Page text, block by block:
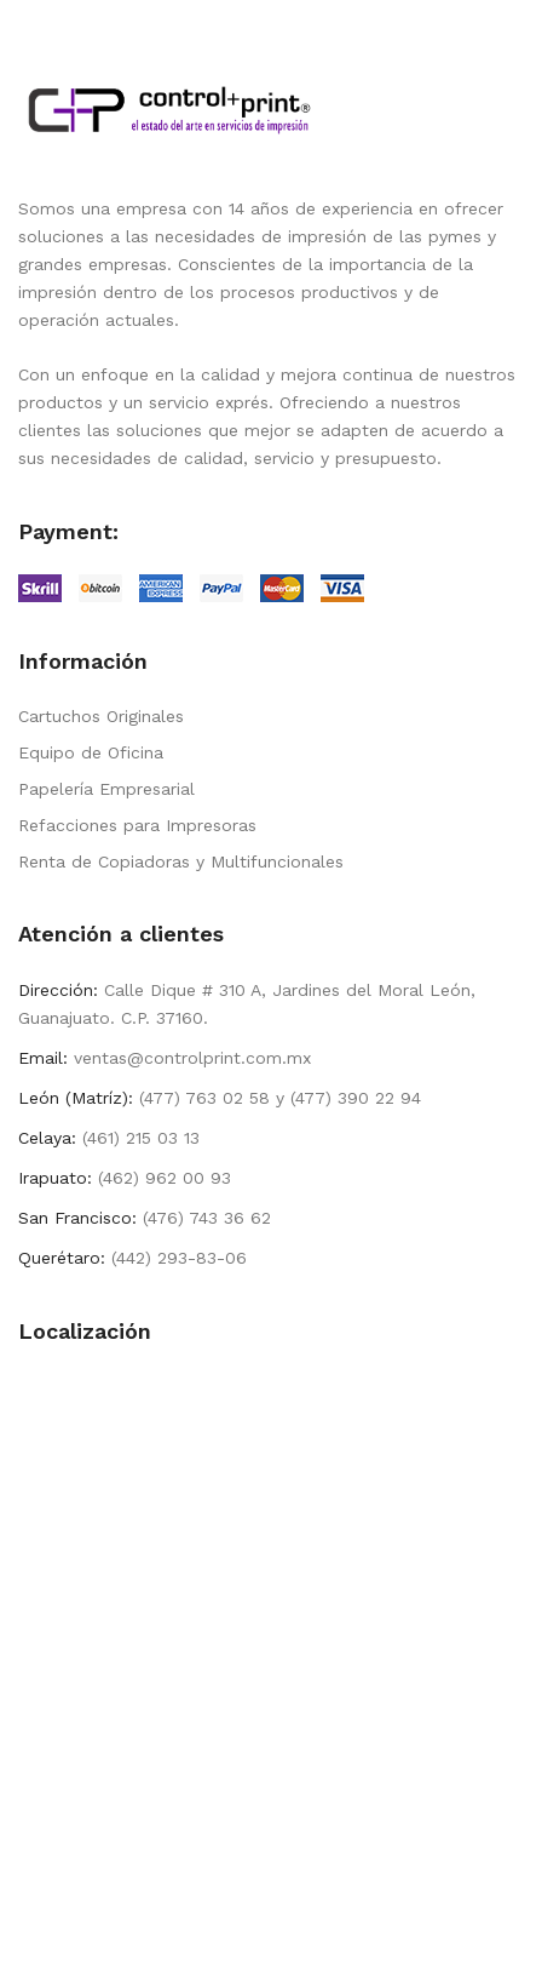
Somos una empresa con 14 años de experiencia en ofrecer
soluciones a las necesidades de impresión de las pymes y
grandes empresas. Conscientes de la importancia de la
impresión dentro de los procesos productivos y de
operación actuales.
Con un enfoque en la calidad y mejora continua de nuestros
productos y un servicio exprés. Ofreciendo a nuestros
clientes las soluciones que mejor se adapten de acuerdo a
sus necesidades de calidad, servicio y presupuesto.
Payment:
Información
Cartuchos Originales
Equipo de Oficina
Papelería Empresarial
Refacciones para Impresoras
Renta de Copiadoras y Multifuncionales
Atención a clientes
Dirección: Calle Dique # 310 A, Jardines del Moral León,
Guanajuato. C.P. 37160.
Email: ventas@controlprint.com.mx
León (Matríz): (477) 763 02 58 y (477) 390 22 94
Celaya: (461) 215 03 13
Irapuato: (462) 962 00 93
San Francisco: (476) 743 36 62
Querétaro: (442) 293-83-06
Localización